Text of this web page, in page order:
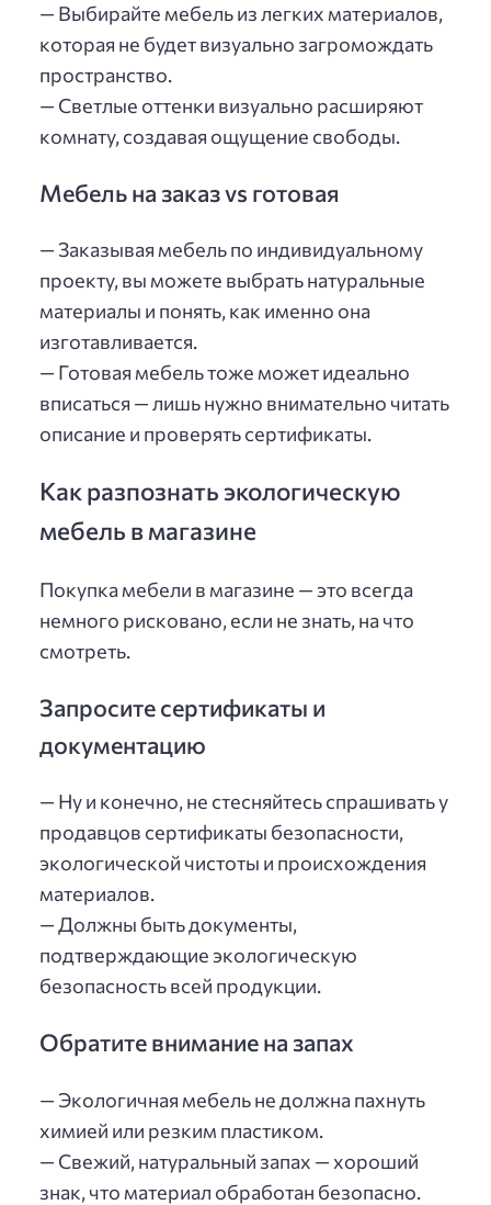
— Выбирайте мебель из легких материалов,
которая не будет визуально загромождать
пространство.
— Светлые оттенки визуально расширяют
комнату, создавая ощущение свободы.
Мебель на заказ vs готовая
— Заказывая мебель по индивидуальному
проекту, вы можете выбрать натуральные
материалы и понять, как именно она
изготавливается.
— Готовая мебель тоже может идеально
вписаться — лишь нужно внимательно читать
описание и проверять сертификаты.
Как разпознать экологическую
мебель в магазине
Покупка мебели в магазине — это всегда
немного рисковано, если не знать, на что
смотреть.
Запросите сертификаты и
документацию
— Ну и конечно, не стесняйтесь спрашивать у
продавцов сертификаты безопасности,
экологической чистоты и происхождения
материалов.
— Должны быть документы,
подтверждающие экологическую
безопасность всей продукции.
Обратите внимание на запах
— Экологичная мебель не должна пахнуть
химией или резким пластиком.
— Свежий, натуральный запах — хороший
знак, что материал обработан безопасно.